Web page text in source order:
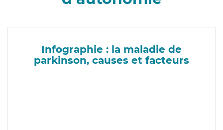
Infographie : la maladie de
parkinson, causes et facteurs